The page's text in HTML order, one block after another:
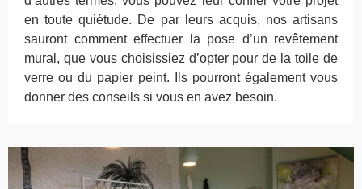
en toute quiétude. De par leurs acquis, nos artisans
sauront comment effectuer la pose d’un revêtement
mural, que vous choisissiez d’opter pour de la toile de
verre ou du papier peint. Ils pourront également vous
donner des conseils si vous en avez besoin.